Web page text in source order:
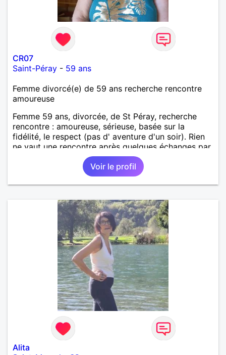
CR07
Saint-Péray - 59 ans
Femme divorcé(e) de 59 ans recherche rencontre
amoureuse
Femme 59 ans, divorcée, de St Péray, recherche
rencontre : amoureuse, sérieuse, basée sur la
fidélité, le respect (pas d' aventure d'un soir). Rien
ne vaut une rencontre après quelques échanges par
messages pour savoir si il y a un feeling entre les
deux et le désir de se revoir. Au plaisir de se
Voir le profil
Alita